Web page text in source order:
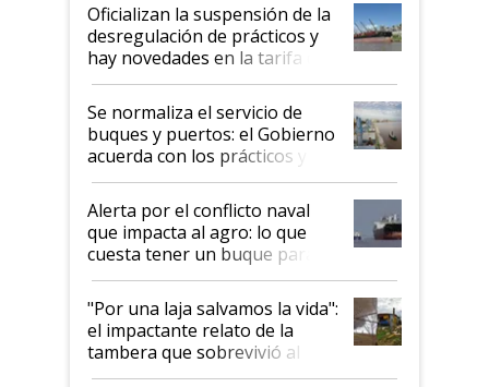
Oficializan la suspensión de la
desregulación de prácticos y
hay novedades en la tarifa de
la hidrovía
Se normaliza el servicio de
buques y puertos: el Gobierno
acuerda con los prácticos y
suspende el decreto de
desregulación
Alerta por el conflicto naval
que impacta al agro: lo que
cuesta tener un buque parado
y el peligro de que Argentina
pase a ser "país sucio"
"Por una laja salvamos la vida":
el impactante relato de la
tambera que sobrevivió al
tornado